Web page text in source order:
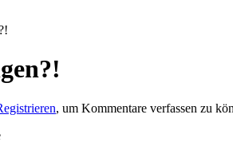
, um Kommentare verfassen zu